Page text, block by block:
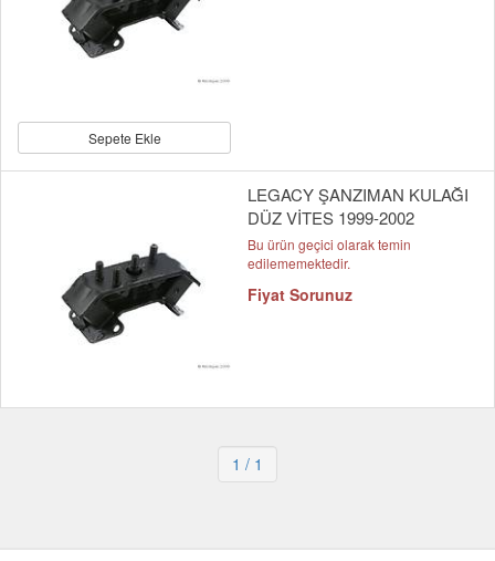
Sepete Ekle
LEGACY ŞANZIMAN KULAĞI
DÜZ VİTES 1999-2002
Bu ürün geçici olarak temin
edilememektedir.
Fiyat Sorunuz
1 / 1